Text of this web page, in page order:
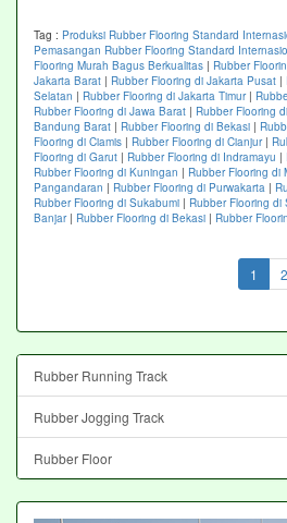
Tag : Produksi Rubber Flooring Standard
Pemasangan Rubber Flooring Standard
Flooring Murah Bagus Berkualitas | Rubber
Jakarta Barat | Rubber Flooring di Jakarta Pusat |
Selatan | Rubber Flooring di Jakarta Timur|
Rubber Flooring di Jawa Barat | Rubber Flooring
Bandung Barat | Rubber Flooring di Bekasi |
Flooring di Ciamis | Rubber Flooring di Cianjur|
Flooring di Garut | Rubber Flooring di Indramayu |
Rubber Flooring di Kuningan | Rubber Flooring di
Pangandaran | Rubber Flooring di Purwakarta |
Rubber Flooring di Sukabumi | Rubber Flooring di
Banjar| Rubber Flooring di Bekasi | Rubber
1 2
Rubber Running Track
Rubber Jogging Track
Rubber Floor